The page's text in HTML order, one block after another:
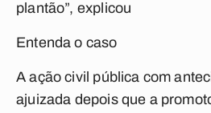
plantão”, explicou
Entenda o caso
A ação civil pública com
ajuizada depois que a